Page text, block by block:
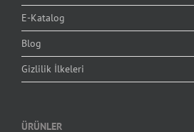
E-Katalog
Blog
Gizlilik İlkeleri
ÜRÜNLER